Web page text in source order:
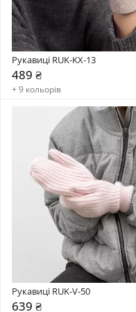
Рукавиці RUK-KX-13
489 ₴
+ 9 кольорів
Рукавиці RUK-V-50
639 ₴